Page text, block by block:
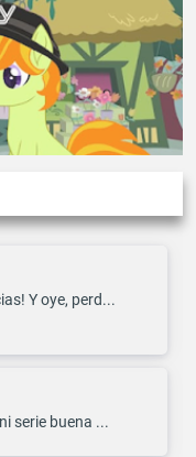
Y oye, perd...
serie buena ...